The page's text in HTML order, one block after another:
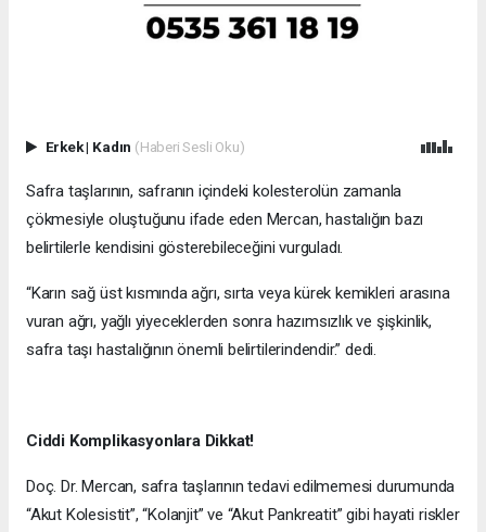
Erkek| Kadın (Haberi Sesli Oku)
Safra taşlarının, safranın içindeki kolesterolün zamanla
çökmesiyle oluştuğunu ifade eden Mercan, hastalığın bazı
belirtilerle kendisini gösterebileceğini vurguladı.
“Karın sağ üst kısmında ağrı, sırta veya kürek kemikleri arasına
vuran ağrı, yağlı yiyeceklerden sonra hazımsızlık ve şişkinlik,
safra taşı hastalığının önemli belirtilerindendir.” dedi.
Ciddi Komplikasyonlara Dikkat!
Doç. Dr. Mercan, safra taşlarının tedavi edilmemesi durumunda
“Akut Kolesistit”, “Kolanjit” ve “Akut Pankreatit” gibi hayati riskler